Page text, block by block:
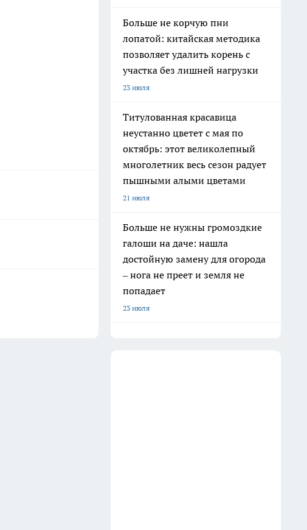
Больше не корчую пни
лопатой: китайская методика
позволяет удалить корень с
участка без лишней нагрузки
23 июля
Титулованная красавица
неустанно цветет с мая по
октябрь: этот великолепный
многолетник весь сезон радует
пышными алыми цветами
21 июля
Больше не нужны громоздкие
галоши на даче: нашла
достойную замену для огорода
– нога не преет и земля не
попадает
23 июля